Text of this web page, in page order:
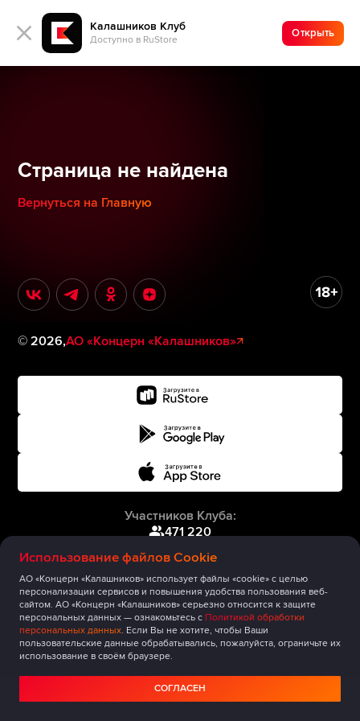
Калашников Клуб
Доступно в RuStore
Открыть
Использование файлов Cookie
АО «Концерн «Калашников» использует файлы «cookie» с целью
персонализации сервисов и повышения удобства пользования веб-
сайтом. АО «Концерн «Калашников» серьезно относится к защите
персональных данных — ознакомьтесь с Политикой обработки
персональных данных. Если Вы не хотите, чтобы Ваши
пользовательские данные обрабатывались, пожалуйста, ограничьте их
использование в своём браузере.
СОГЛАСЕН
Страница не найдена
Вернуться на Главную
©2026,АО «Концерн «Калашников»
Участников Клуба:
471 220